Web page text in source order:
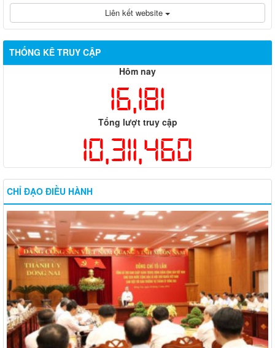
Liên kết website
THỐNG KÊ TRUY CẬP
Hôm nay
16,181
Tổng lượt truy cập
10,311,460
CHỈ ĐẠO ĐIỀU HÀNH